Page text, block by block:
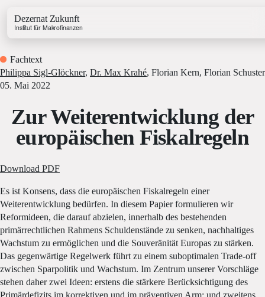
Dezernat Zukunft
Institut für Makrofinanzen
Growth & Budget Lab
Energy Lab
Haushaltstracker
Investitionstracker
Fachtext
Philippa Sigl-Glöckner, Dr. Max Krahé, Florian Kern, Florian Schuster
05. Mai 2022
Zur Weiterentwicklung der
europäischen Fiskalregeln
Download PDF
Es ist Konsens, dass die europäischen Fiskalregeln einer
Weiterentwicklung bedürfen. In diesem Papier formulieren wir
Reformideen, die darauf abzielen, innerhalb des bestehenden
primärrechtlichen Rahmens Schuldenstände zu senken, nachhaltiges
Wachstum zu ermöglichen und die Souveränität Europas zu stärken.
Das gegenwärtige Regelwerk führt zu einem suboptimalen Trade-off
zwischen Sparpolitik und Wachstum. Im Zentrum unserer Vorschläge
stehen daher zwei Ideen: erstens die stärkere Berücksichtigung des